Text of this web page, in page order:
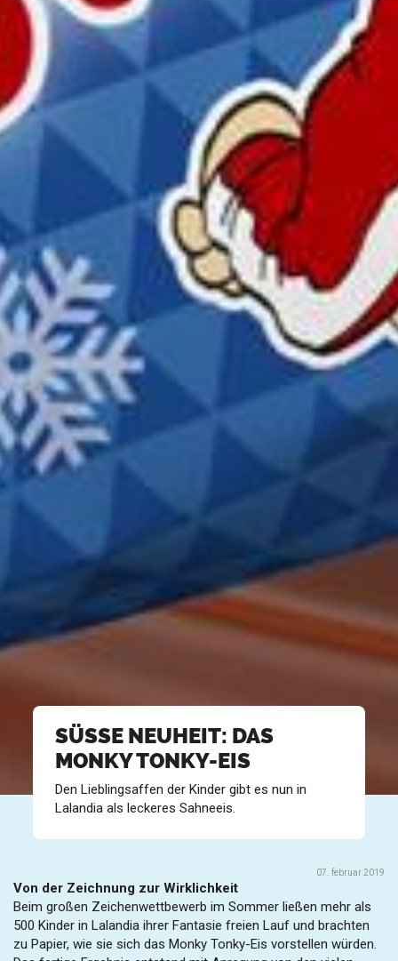
SÜSSE NEUHEIT: DAS
MONKY TONKY-EIS
Den Lieblingsaffen der Kinder gibt es nun in
Lalandia als leckeres Sahneeis.
07. februar 2019
Von der Zeichnung zur Wirklichkeit
Beim großen Zeichenwettbewerb im Sommer ließen mehr als
500 Kinder in Lalandia ihrer Fantasie freien Lauf und brachten
zu Papier, wie sie sich das Monky Tonky-Eis vorstellen würden.